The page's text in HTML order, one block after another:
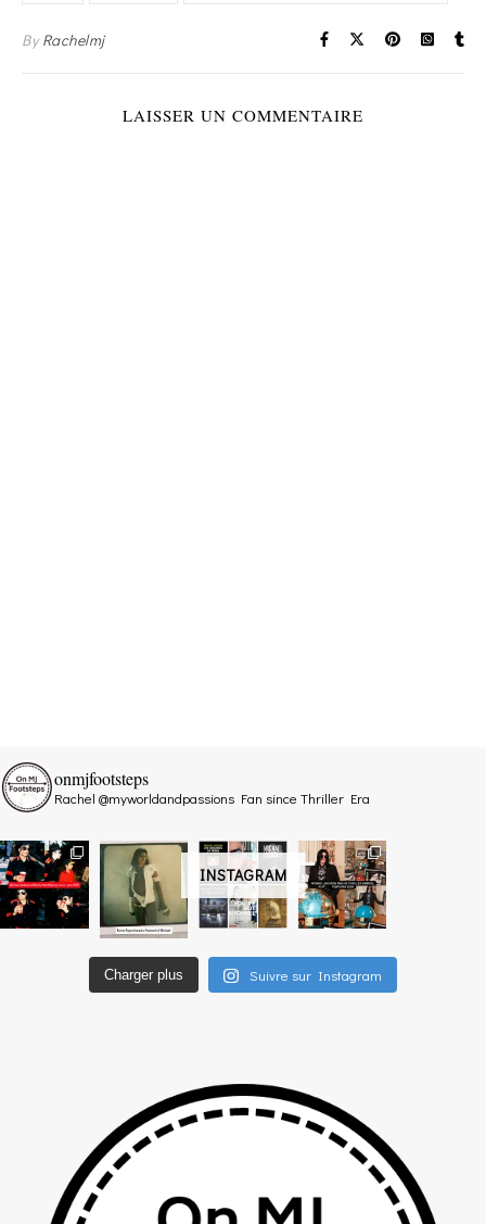
ByRachelmj
LAISSER UN COMMENTAIRE
INSTAGRAM
onmjfootsteps
Rachel @myworldandpassions Fan since Thriller Era
Charger plus Suivre sur Instagram